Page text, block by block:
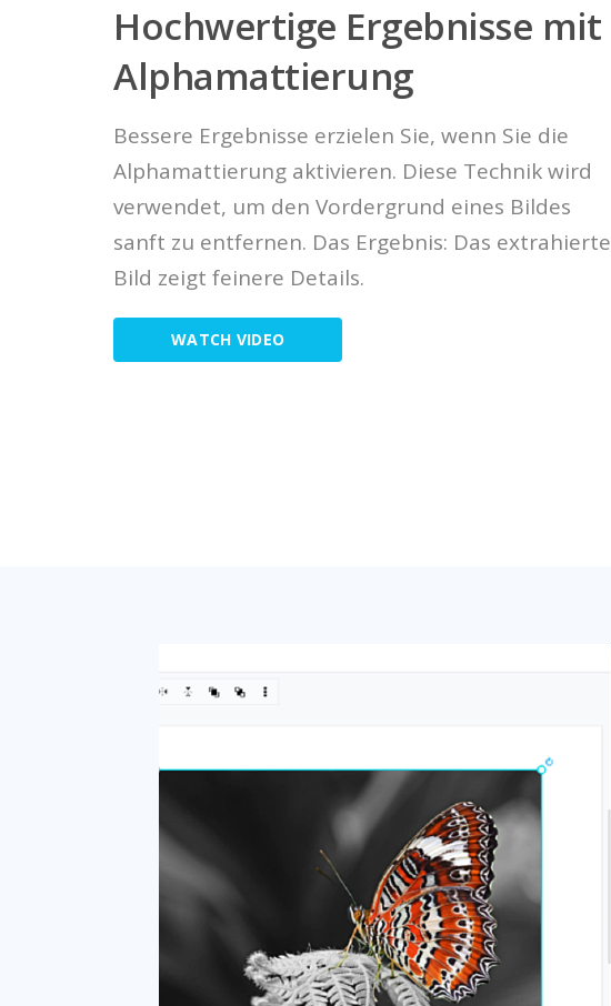
Hochwertige Ergebnisse mit
Alphamattierung
Bessere Ergebnisse erzielen Sie, wenn Sie die
Alphamattierung aktivieren. Diese Technik wird
verwendet, um den Vordergrund eines Bildes
sanft zu entfernen. Das Ergebnis: Das extrahierte
Bild zeigt feinere Details.
WATCH VIDEO